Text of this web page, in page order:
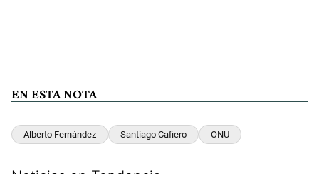
EN ESTA NOTA
Alberto Fernández Santiago Cafiero ONU